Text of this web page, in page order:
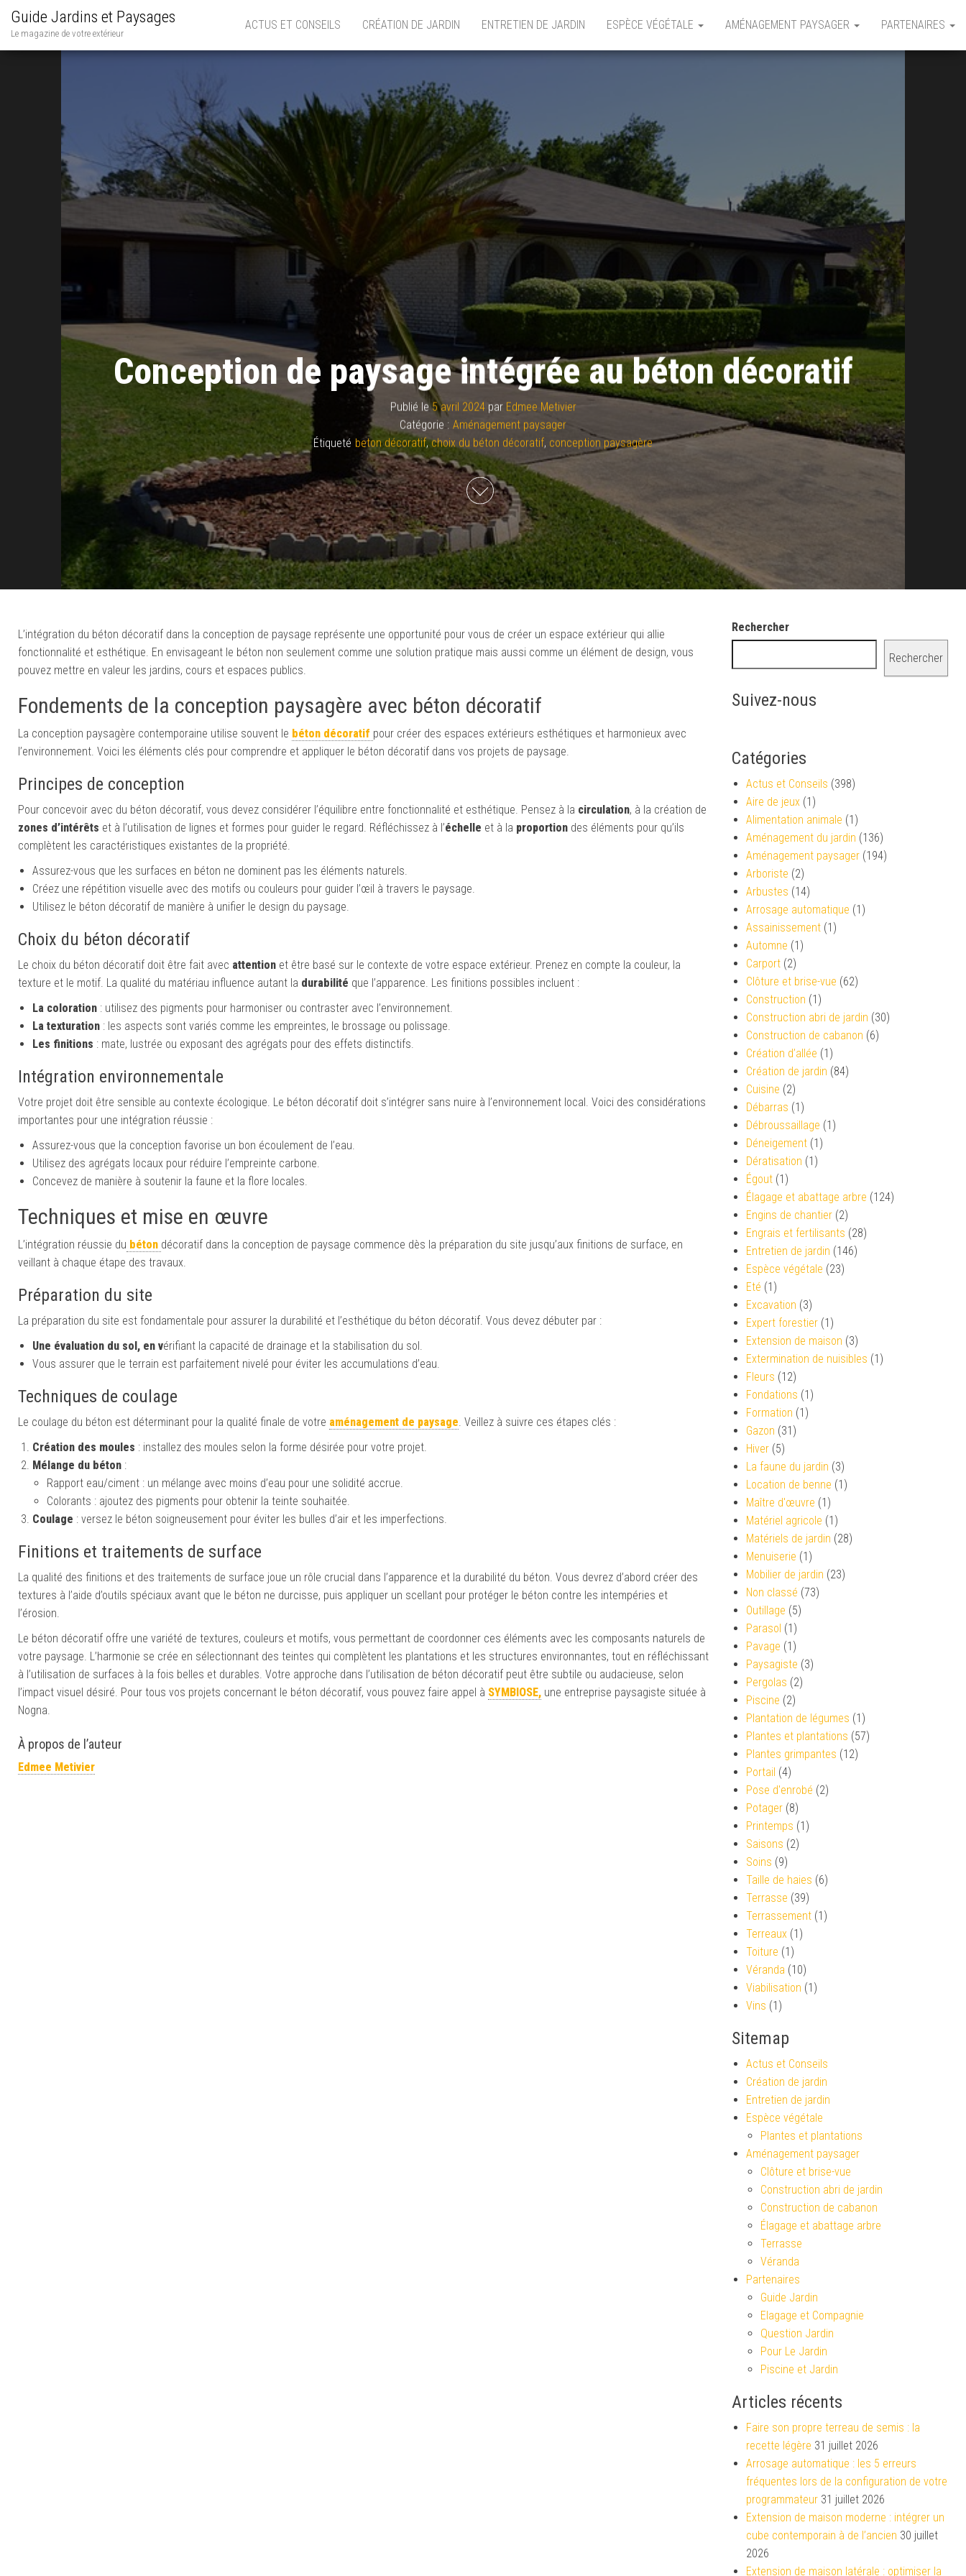
Guide Jardins et Paysages
Le magazine de votre extérieur
ACTUS ET CONSEILS CRÉATION DE JARDIN ENTRETIEN DE JARDIN ESPÈCE VÉGÉTALE AMÉNAGEMENT PAYSAGER PARTENAIRES
Conception de paysage intégrée au béton décoratif
Publié le5 avril 2024par Edmee Metivier
Catégorie : Aménagement paysager
Étiqueté beton décoratif,choix du béton décoratif, conception paysagère
L’intégration du béton décoratif dans la conception de paysage représente une opportunité pour vous de créer un espace extérieur qui allie
fonctionnalité et esthétique. En envisageant le béton non seulement comme une solution pratique mais aussi comme un élément de design, vous
pouvez mettre en valeur les jardins, cours et espaces publics.
Fondements de la conception paysagère avec béton décoratif
La conception paysagère contemporaine utilise souvent le béton décoratif pour créer des espaces extérieurs esthétiques et harmonieux avec
l’environnement. Voici les éléments clés pour comprendre et appliquer le béton décoratif dans vos projets de paysage.
Principes de conception
Pour concevoir avec du béton décoratif, vous devez considérer l’équilibre entre fonctionnalité et esthétique. Pensez à la circulation, à la création de
zones d’intérêts et à l’utilisation de lignes et formes pour guider le regard. Réfléchissez à l’échelle et à la proportion des éléments pour qu’ils
complètent les caractéristiques existantes de la propriété.
Assurez-vous que les surfaces en béton ne dominent pas les éléments naturels.
Créez une répétition visuelle avec des motifs ou couleurs pour guider l’œil à travers le paysage.
Utilisez le béton décoratif de manière à unifier le design du paysage.
Choix du béton décoratif
Le choix du béton décoratif doit être fait avec attention et être basé sur le contexte de votre espace extérieur. Prenez en compte la couleur, la
texture et le motif. La qualité du matériau influence autant la durabilité que l’apparence. Les finitions possibles incluent :
La coloration : utilisez des pigments pour harmoniser ou contraster avec l’environnement.
La texturation : les aspects sont variés comme les empreintes, le brossage ou polissage.
Les finitions : mate, lustrée ou exposant des agrégats pour des effets distinctifs.
Intégration environnementale
Votre projet doit être sensible au contexte écologique. Le béton décoratif doit s’intégrer sans nuire à l’environnement local. Voici des considérations
importantes pour une intégration réussie :
Assurez-vous que la conception favorise un bon écoulement de l’eau.
Utilisez des agrégats locaux pour réduire l’empreinte carbone.
Concevez de manière à soutenir la faune et la flore locales.
Techniques et mise en œuvre
L’intégration réussie du béton décoratif dans la conception de paysage commence dès la préparation du site jusqu’aux finitions de surface, en
veillant à chaque étape des travaux.
Préparation du site
La préparation du site est fondamentale pour assurer la durabilité et l’esthétique du béton décoratif. Vous devez débuter par :
Une évaluation du sol, en vérifiant la capacité de drainage et la stabilisation du sol.
Vous assurer que le terrain est parfaitement nivelé pour éviter les accumulations d’eau.
Techniques de coulage
Le coulage du béton est déterminant pour la qualité finale de votre aménagement de paysage. Veillez à suivre ces étapes clés :
Création des moules : installez des moules selon la forme désirée pour votre projet.
Mélange du béton :
Rapport eau/ciment : un mélange avec moins d’eau pour une solidité accrue.
Colorants : ajoutez des pigments pour obtenir la teinte souhaitée.
Coulage : versez le béton soigneusement pour éviter les bulles d’air et les imperfections.
Finitions et traitements de surface
La qualité des finitions et des traitements de surface joue un rôle crucial dans l’apparence et la durabilité du béton. Vous devrez d’abord créer des
textures à l’aide d’outils spéciaux avant que le béton ne durcisse, puis appliquer un scellant pour protéger le béton contre les intempéries et
l’érosion.
Le béton décoratif offre une variété de textures, couleurs et motifs, vous permettant de coordonner ces éléments avec les composants naturels de
votre paysage. L’harmonie se crée en sélectionnant des teintes qui complètent les plantations et les structures environnantes, tout en réfléchissant
à l’utilisation de surfaces à la fois belles et durables. Votre approche dans l’utilisation de béton décoratif peut être subtile ou audacieuse, selon
l’impact visuel désiré. Pour tous vos projets concernant le béton décoratif, vous pouvez faire appel à SYMBIOSE, une entreprise paysagiste située à
Nogna.
À propos de l’auteur
Edmee Metivier
Rechercher
Rechercher
Suivez-nous
Catégories
Actus et Conseils (398)
Aire de jeux (1)
Alimentation animale (1)
Aménagement du jardin (136)
Aménagement paysager (194)
Arboriste (2)
Arbustes (14)
Arrosage automatique (1)
Assainissement (1)
Automne (1)
Carport (2)
Clôture et brise-vue (62)
Construction (1)
Construction abri de jardin (30)
Construction de cabanon (6)
Création d’allée (1)
Création de jardin (84)
Cuisine (2)
Débarras (1)
Débroussaillage (1)
Déneigement (1)
Dératisation (1)
Égout (1)
Élagage et abattage arbre (124)
Engins de chantier (2)
Engrais et fertilisants (28)
Entretien de jardin (146)
Espèce végétale (23)
Eté (1)
Excavation (3)
Expert forestier (1)
Extension de maison (3)
Extermination de nuisibles (1)
Fleurs (12)
Fondations (1)
Formation (1)
Gazon (31)
Hiver (5)
La faune du jardin (3)
Location de benne (1)
Maître d'œuvre (1)
Matériel agricole (1)
Matériels de jardin (28)
Menuiserie (1)
Mobilier de jardin (23)
Non classé (73)
Outillage (5)
Parasol (1)
Pavage (1)
Paysagiste (3)
Pergolas (2)
Piscine (2)
Plantation de légumes (1)
Plantes et plantations (57)
Plantes grimpantes (12)
Portail (4)
Pose d'enrobé (2)
Potager (8)
Printemps (1)
Saisons (2)
Soins (9)
Taille de haies (6)
Terrasse (39)
Terrassement (1)
Terreaux (1)
Toiture (1)
Véranda (10)
Viabilisation (1)
Vins (1)
Sitemap
Actus et Conseils
Création de jardin
Entretien de jardin
Espèce végétale
Plantes et plantations
Aménagement paysager
Clôture et brise-vue
Construction abri de jardin
Construction de cabanon
Élagage et abattage arbre
Terrasse
Véranda
Partenaires
Guide Jardin
Elagage et Compagnie
Question Jardin
Pour Le Jardin
Piscine et Jardin
Articles récents
Faire son propre terreau de semis : la
recette légère 31 juillet 2026
Arrosage automatique : les 5 erreurs
fréquentes lors de la configuration de votre
programmateur 31 juillet 2026
Extension de maison moderne : intégrer un
cube contemporain à de l’ancien 30 juillet
2026
Extension de maison latérale : optimiser la